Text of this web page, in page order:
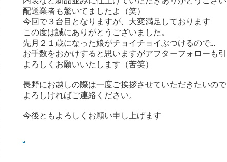
配送業者も驚いてましたよ（笑）
今回で３台目となりますが、大変満足しております
この度は誠にありがとうございました。
先月２１歳になった娘がチョイチョイぶつけるので…
お手数をおかけすると思いますがアフターフォローも
よろしくお願いいたします（苦笑）
長野にお越しの際は一度ご挨拶させていただきたいので
よろしければご連絡ください。
今後ともよろしくお願い申し上げます